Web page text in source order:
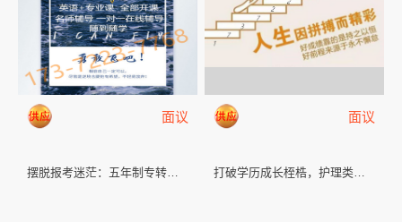
面议
摆脱报考迷茫：五年制专转本59...
面议
打破学历成长桎梏，护理类高职生...